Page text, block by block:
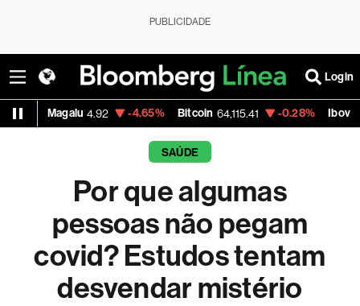
PUBLICIDADE
Login
PN 42.50 -1.28% Vale ON 76.31 +2.24% Itaú PN
SAÚDE
Por que algumas
pessoas não pegam
covid? Estudos tentam
desvendar mistério